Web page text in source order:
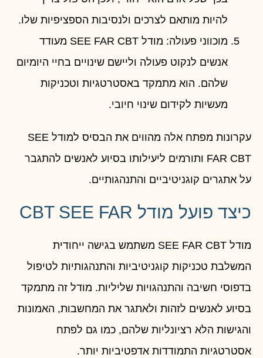
להיות מותאם לצרכים ולנסיבות הספציפיות שלו.
מוכווני פעולה: מודל SEE FAR CBT מעודד
אנשים לנקוט פעולה וליישם שינויים בחיי היומיום
שלהם. הוא מתמקד באסטרטגיות וטכניקות
מעשיות לקידום שינוי חיובי.
עקרונות מפתח אלה מהווים את הבסיס למודל SEE
FAR CBT ותורמים ליעילותו בסיוע לאנשים להתגבר
על אתגרים קוגניטיביים והתנהגותיים.
כיצד פועל מודל CBT SEE FAR
מודל SEE FAR CBT משתמש בגישה ייחודית
המשלבת טכניקות קוגניטיביות והתנהגותיות לטיפול
בדפוסי חשיבה והתנהגויות שליליות. מודל זה מתמקד
בסיוע לאנשים לזהות ולאתגר את המחשבות, האמונות
והגישות הלא רציונליות שלהם, כמו גם לפתח
אסטרטגיות התמודדות אדפטיביות יותר.